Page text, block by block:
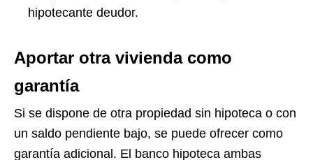
hipotecante deudor.
Aportar otra vivienda como
garantía
Si se dispone de otra propiedad sin hipoteca o con
un saldo pendiente bajo, se puede ofrecer como
garantía adicional. El banco hipoteca ambas